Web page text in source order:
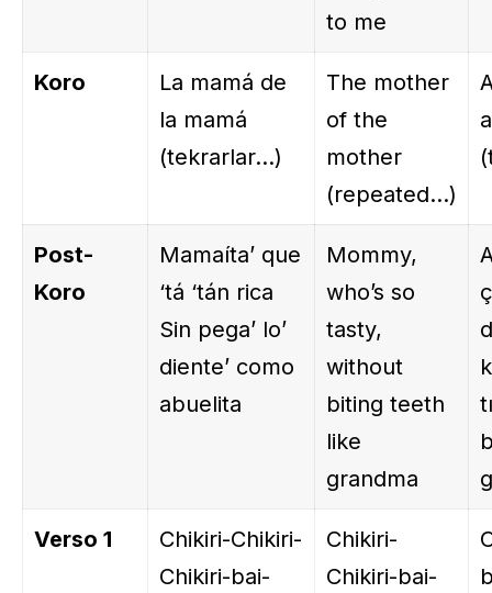
to me
Koro
La mamá de
la mamá
(tekrarlar…)
The mother
of the
mother
(repeated…)
Post-
Koro
Mamaíta’ que
‘tá ‘tán rica
Sin pega’ lo’
diente’ como
abuelita
Mommy,
who’s so
tasty,
without
biting teeth
like
grandma
Verso 1
Chikiri-Chikiri-
Chikiri-bai-
Chikiri-
Chikiri-bai-